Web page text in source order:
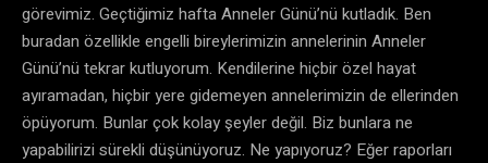
görevimiz. Geçtiğimiz hafta Anneler Günü’nü kutladık. Ben
buradan özellikle engelli bireylerimizin annelerinin Anneler
Günü’nü tekrar kutluyorum. Kendilerine hiçbir özel hayat
ayıramadan, hiçbir yere gidemeyen annelerimizin de ellerinden
öpüyorum. Bunlar çok kolay şeyler değil. Biz bunlara ne
yapabilirizi sürekli düşünüyoruz. Ne yapıyoruz? Eğer raporları